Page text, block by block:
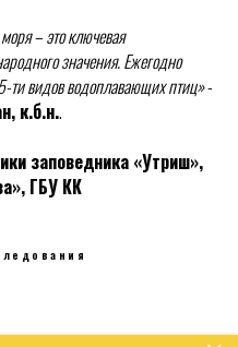
– это ключевая
значения. Ежегодно
ти видов водоплавающих птиц»-
к.б.н..
заповедника «Утриш»,
ГБУ КК